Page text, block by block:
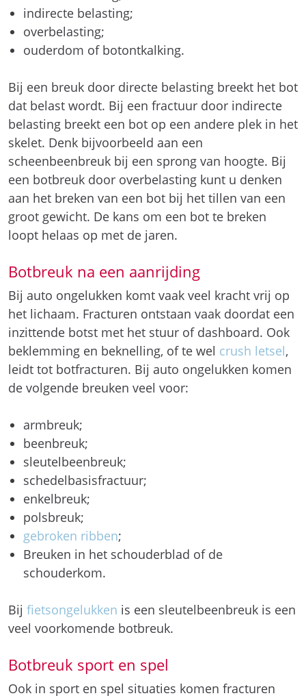
indirecte belasting;
overbelasting;
ouderdom of botontkalking.
Bij een breuk door directe belasting breekt het bot
dat belast wordt. Bij een fractuur door indirecte
belasting breekt een bot op een andere plek in het
skelet. Denk bijvoorbeeld aan een
scheenbeenbreuk bij een sprong van hoogte. Bij
een botbreuk door overbelasting kunt u denken
aan het breken van een bot bij het tillen van een
groot gewicht. De kans om een bot te breken
loopt helaas op met de jaren.
Botbreuk na een aanrijding
Bij auto ongelukken komt vaak veel kracht vrij op
het lichaam. Fracturen ontstaan vaak doordat een
inzittende botst met het stuur of dashboard. Ook
beklemming en beknelling, of te wel crush letsel,
leidt tot botfracturen. Bij auto ongelukken komen
de volgende breuken veel voor:
armbreuk;
beenbreuk;
sleutelbeenbreuk;
schedelbasisfractuur;
enkelbreuk;
polsbreuk;
gebroken ribben;
Breuken in het schouderblad of de
schouderkom.
Bij fietsongelukken is een sleutelbeenbreuk is een
veel voorkomende botbreuk.
Botbreuk sport en spel
Ook in sport en spel situaties komen fracturen